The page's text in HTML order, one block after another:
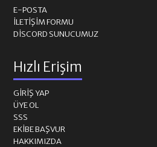
E-POSTA
İLETIŞIM FORMU
DISCORD SUNUCUMUZ
Hızlı Erişim
GIRIŞ YAP
ÜYE OL
SSS
EKIBE BAŞVUR
HAKKIMIZDA